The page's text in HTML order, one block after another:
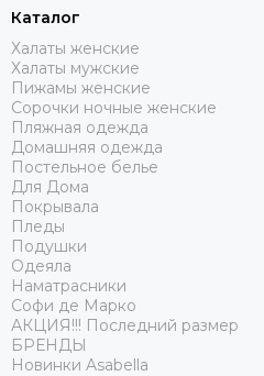
Каталог
Халаты женские
Халаты мужские
Пижамы женские
Сорочки ночные женские
Пляжная одежда
Домашняя одежда
Постельное белье
Для Дома
Покрывала
Пледы
Подушки
Одеяла
Наматрасники
Софи де Марко
АКЦИЯ!!! Последний размер
БРЕНДЫ
Новинки Asabella